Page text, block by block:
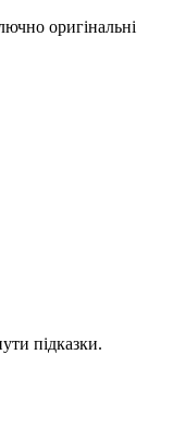
оригінальні
підказки.